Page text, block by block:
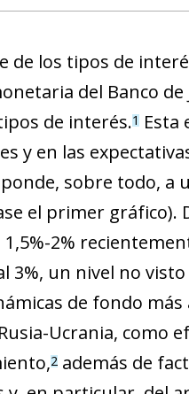
de los tipos de
del Banco
de interés.1Esta
y en las
sobre todo, a
el primer gráfico).
1,5%-2%
3%, un nivel no
de fondo
Ucrania, como
2además de